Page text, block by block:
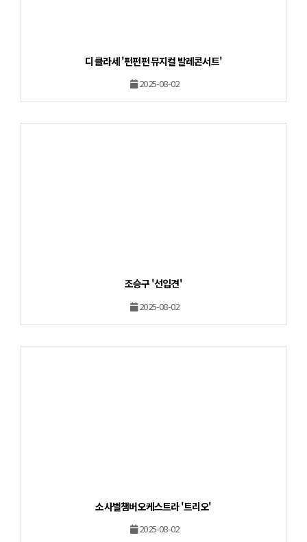
디 클라세 '펀펀펀 뮤지컬 발레콘서트'
2025-08-02
조승구 '선입견'
2025-08-02
소사벌챔버오케스트라 '트리오'
2025-08-02